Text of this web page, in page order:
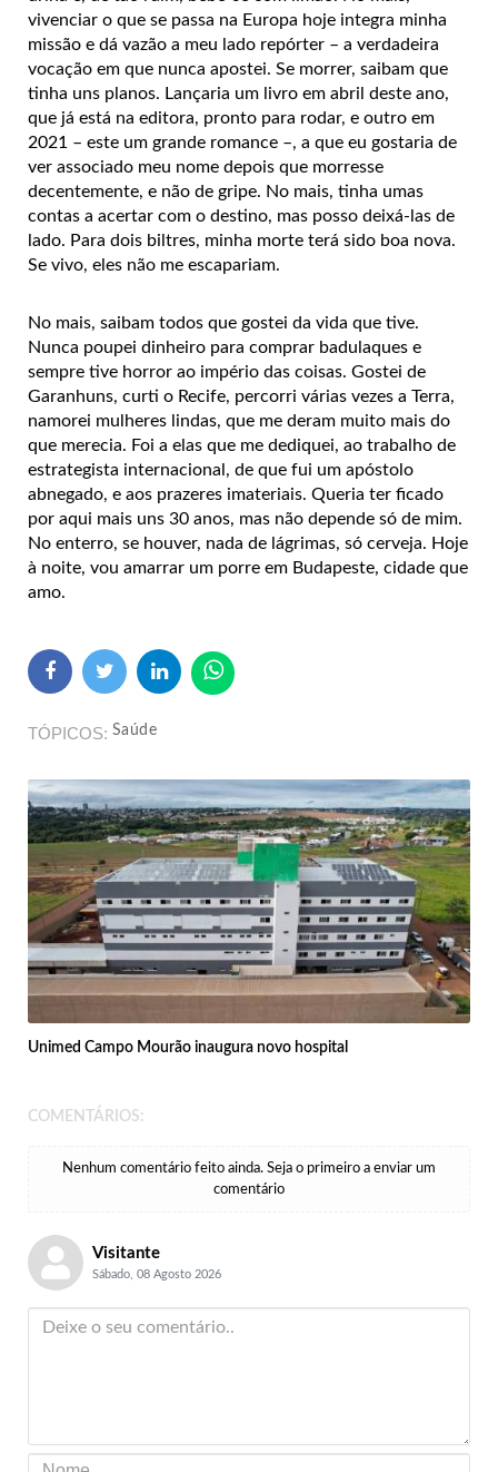
vivenciar o que se passa na Europa hoje integra minha
missão e dá vazão a meu lado repórter – a verdadeira
vocação em que nunca apostei. Se morrer, saibam que
tinha uns planos. Lançaria um livro em abril deste ano,
que já está na editora, pronto para rodar, e outro em
2021 – este um grande romance –, a que eu gostaria de
ver associado meu nome depois que morresse
decentemente, e não de gripe. No mais, tinha umas
contas a acertar com o destino, mas posso deixá-las de
lado. Para dois biltres, minha morte terá sido boa nova.
Se vivo, eles não me escapariam.
No mais, saibam todos que gostei da vida que tive.
Nunca poupei dinheiro para comprar badulaques e
sempre tive horror ao império das coisas. Gostei de
Garanhuns, curti o Recife, percorri várias vezes a Terra,
namorei mulheres lindas, que me deram muito mais do
que merecia. Foi a elas que me dediquei, ao trabalho de
estrategista internacional, de que fui um apóstolo
abnegado, e aos prazeres imateriais. Queria ter ficado
por aqui mais uns 30 anos, mas não depende só de mim.
No enterro, se houver, nada de lágrimas, só cerveja. Hoje
à noite, vou amarrar um porre em Budapeste, cidade que
amo.
TÓPICOS Saúde
Unimed Campo Mourão inaugura novo hospital
COMENTÁRIOS:
Nenhum comentário feito ainda. Seja o primeiro a enviar um
comentário
Visitante
Sábado, 08 Agosto 2026